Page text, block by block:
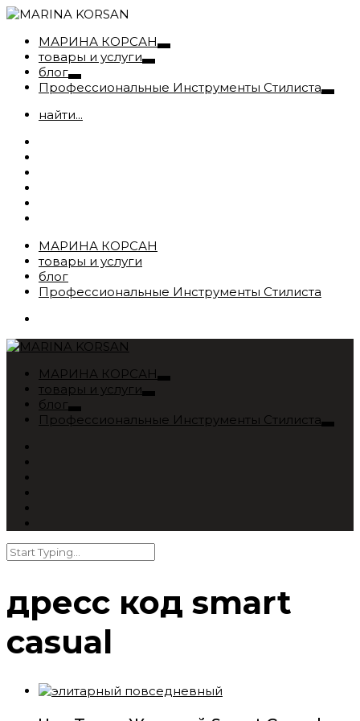
МАРИНА КОРСАН
товары и услуги
блог
Профессиональные Инструменты Стилиста
найти...
МАРИНА КОРСАН
товары и услуги
блог
Профессиональные Инструменты Стилиста
МАРИНА КОРСАН
товары и услуги
блог
Профессиональные Инструменты Стилиста
дресс код smart
casual